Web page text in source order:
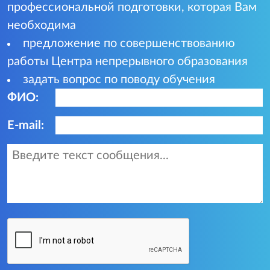
профессиональной подготовки, которая Вам
необходима
предложение по совершенствованию
работы Центра непрерывного образования
задать вопрос по поводу обучения
ФИО:
E-mail: